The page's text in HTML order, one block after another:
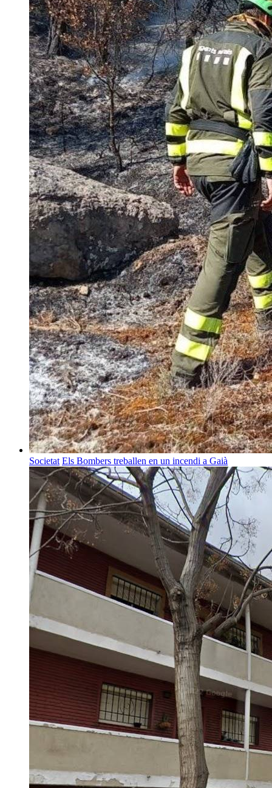
Societat Els Bombers treballen en un incendi a Gaià